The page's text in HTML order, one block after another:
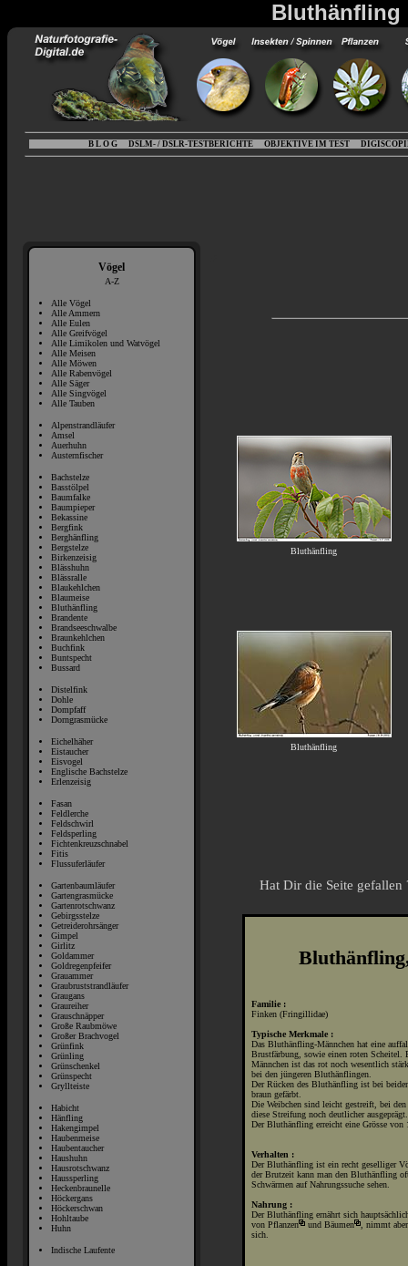
Bluthänfling
B L O G DSLM- / DSLR-TESTBERICHTE OBJEKTIVE IM TEST
Vögel
A-Z
Alle Vögel
Alle Ammern
Alle Eulen
Alle Greifvögel
Alle Limikolen und Watvögel
Alle Meisen
Alle Möwen
Alle Rabenvögel
Alle Säger
Alle Singvögel
Alle Tauben
Alpenstrandläufer
Amsel
Auerhuhn
Austernfischer
Bachstelze
Basstölpel
Baumfalke
Baumpieper
Bekassine
Bergfink
Berghänfling
Bergstelze
Birkenzeisig
Blässhuhn
Blässralle
Blaukehlchen
Blaumeise
Bluthänfling
Brandente
Brandseeschwalbe
Braunkehlchen
Buchfink
Buntspecht
Bussard
Distelfink
Dohle
Dompfaff
Dorngrasmücke
Eichelhäher
Eistaucher
Eisvogel
Englische Bachstelze
Erlenzeisig
Fasan
Feldlerche
Feldschwirl
Feldsperling
Fichtenkreuzschnabel
Fitis
Flussuferläufer
Gartenbaumläufer
Gartengrasmücke
Gartenrotschwanz
Gebirgsstelze
Getreiderohrsänger
Gimpel
Girlitz
Goldammer
Goldregenpfeifer
Grauammer
Graubruststrandläufer
Graugans
Graureiher
Grauschnäpper
Große Raubmöwe
Großer Brachvogel
Grünfink
Grünling
Grünschenkel
Grünspecht
Gryllteiste
Habicht
Hänfling
Hakengimpel
Haubenmeise
Haubentaucher
Haushuhn
Hausrotschwanz
Haussperling
Heckenbraunelle
Höckergans
Höckerschwan
Hohltaube
Huhn
Indische Laufente
Bluthänfling
Bluthänfling
Hat Dir die Seite
Familie :
Finken (Fringillidae)
Typische Merkmale :
Das Bluthänfling-Männchen hat eine
Brustfärbung, sowie einen roten Scheitel.
Männchen ist das rot noch wesentlich
bei den jüngeren Bluthänflingen.
Der Rücken des Bluthänfling ist bei
braun gefärbt.
Die Weibchen sind leicht gestreift, bei
diese Streifung noch deutlicher ausgeprägt.
Der Bluthänfling erreicht eine Grösse von
Verhalten :
Der Bluthänfling ist ein recht geselliger
der Brutzeit kann man den Bluthänfling
Schwärmen auf Nahrungssuche sehen.
Nahrung :
Der Bluthänfling ernährt sich
von Pflanzen und Bäumen
, nimmt
sich.